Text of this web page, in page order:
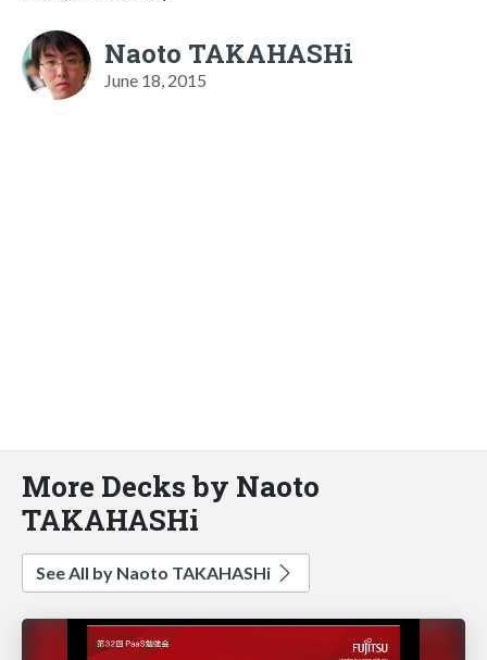
Naoto TAKAHASHi
June 18, 2015
More Decks by Naoto
TAKAHASHi
See All by Naoto TAKAHASHi